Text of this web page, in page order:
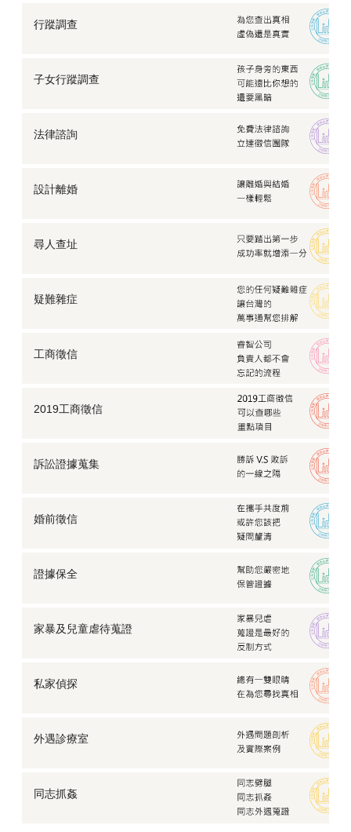
行蹤調查
子女行蹤調查
法律諮詢
設計離婚
尋人查址
疑難雜症
工商徵信
2019工商徵信
訴訟證據蒐集
婚前徵信
證據保全
家暴及兒童虐待蒐證
私家偵探
外遇診療室
同志抓姦